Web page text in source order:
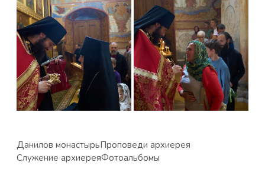
Данилов монастырьПроповеди архиерея
Служение архиереяФотоальбомы